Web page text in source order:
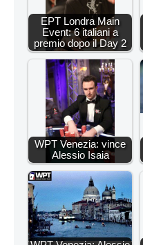
EPT Londra Main
Event: 6 italiani a
premio dopo il Day 2
WPT Venezia: vince
Alessio Isaia